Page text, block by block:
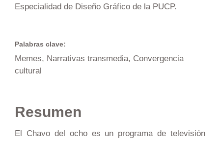
Especialidad de Diseño Gráfico de la PUCP.
Palabras clave:
Memes, Narrativas transmedia, Convergencia
cultural
Resumen
El Chavo del ocho es un programa de televisión